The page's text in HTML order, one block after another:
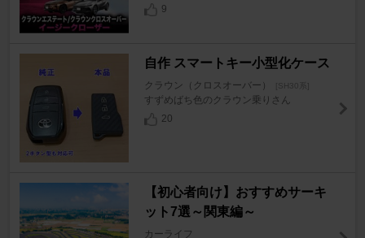
9
自作 スマートキー小型化ケース
クラウン（クロスオーバー） [SH30系]
すずめばち色のクラウン乗りさん
20
【初心者向け】おすすめサーキ
ット7選～関東編～
カーライフ